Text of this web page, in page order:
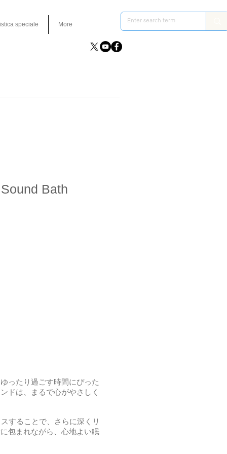
speciale More
Bath
ったり過ごす時間にぴった
ドは、まるで心がやさしく
することで、さらに深くリ
包まれながら、心地よい眠